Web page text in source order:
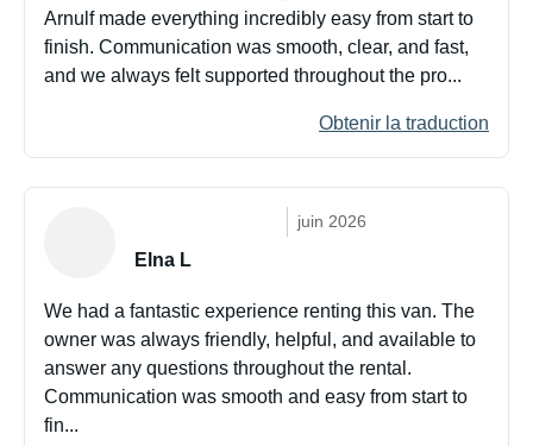
Arnulf made everything incredibly easy from start to
finish. Communication was smooth, clear, and fast,
and we always felt supported throughout the pro...
Obtenir la traduction
juin 2026
Elna L
We had a fantastic experience renting this van. The
owner was always friendly, helpful, and available to
answer any questions throughout the rental.
Communication was smooth and easy from start to
fin...